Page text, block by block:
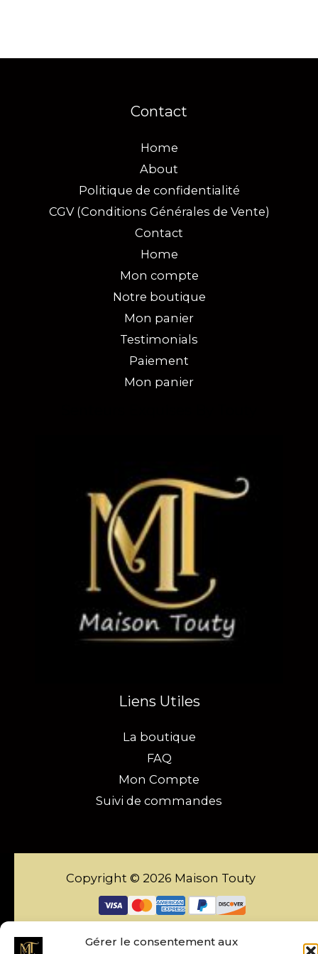
Gérer le consentement aux
Contact
Home
About
Politique de confidentialité
CGV (Conditions Générales de Vente)
Contact
Home
Mon compte
Notre boutique
Mon panier
Testimonials
Paiement
Mon panier
Liens Utiles
La boutique
FAQ
Mon Compte
Suivi de commandes
Copyright © 2026 Maison Touty